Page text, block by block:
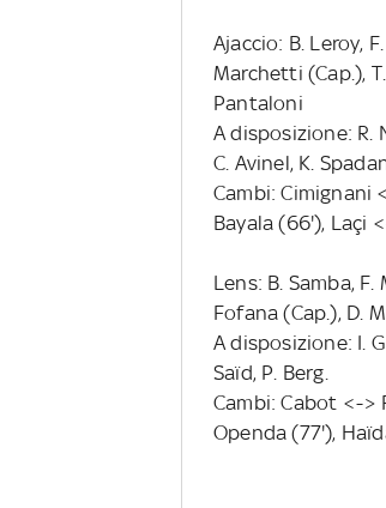
Ajaccio: B. Leroy,
Marchetti (Cap.),
Pantaloni
A disposizione: R.
C. Avinel, K.
Cambi: Cimignani
Bayala (66'), Laçi
Lens: B. Samba, F.
Fofana (Cap.), D.
A disposizione: I.
Saïd, P. Berg.
Cambi: Cabot <->
Openda (77'),